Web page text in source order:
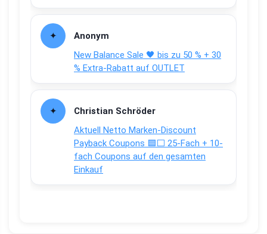
Anonym
New Balance Sale 🖤 bis zu 50 % + 30
% Extra-Rabatt auf OUTLET
Christian Schröder
Aktuell Netto Marken-Discount
Payback Coupons 🟦⬜ 25-Fach + 10-
fach Coupons auf den gesamten
Einkauf